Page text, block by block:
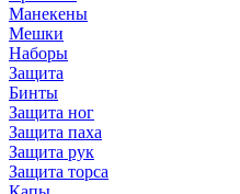
Манекены
Мешки
Наборы
Защита
Бинты
Защита ног
Защита паха
Защита рук
Защита торса